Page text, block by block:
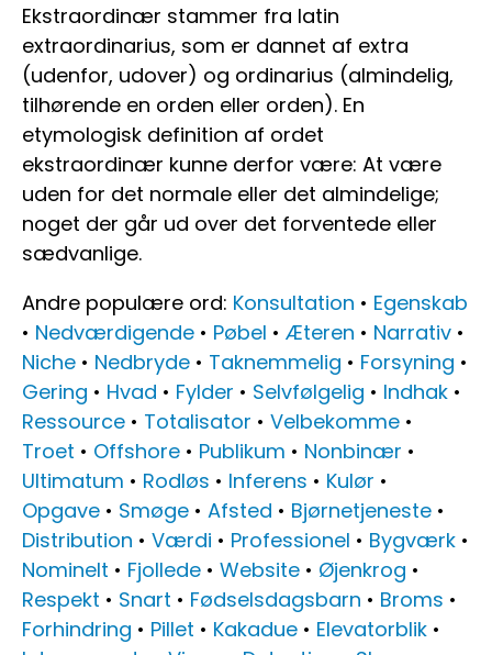
Ekstraordinær stammer fra latin
extraordinarius, som er dannet af extra
(udenfor, udover) og ordinarius (almindelig,
tilhørende en orden eller orden). En
etymologisk definition af ordet
ekstraordinær kunne derfor være: At være
uden for det normale eller det almindelige;
noget der går ud over det forventede eller
sædvanlige.
Andre populære ord: Konsultation • Egenskab
• Nedværdigende • Pøbel • Æteren • Narrativ •
Niche • Nedbryde • Taknemmelig • Forsyning •
Gering • Hvad • Fylder • Selvfølgelig • Indhak •
Ressource • Totalisator • Velbekomme •
Troet • Offshore • Publikum • Nonbinær •
Ultimatum • Rodløs • Inferens • Kulør •
Opgave • Smøge • Afsted • Bjørnetjeneste •
Distribution • Værdi • Professionel • Bygværk •
Nominelt • Fjollede • Website • Øjenkrog •
Respekt • Snart • Fødselsdagsbarn • Broms •
Forhindring • Pillet • Kakadue • Elevatorblik •